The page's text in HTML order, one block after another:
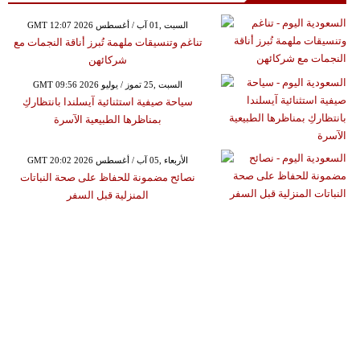
GMT 12:07 2026 السبت ,01 آب / أغسطس
تناغم وتنسيقات ملهمة تُبرز أناقة النجمات مع
شركائهن
GMT 09:56 2026 السبت ,25 تموز / يوليو
سياحة صيفية استثنائية آيسلندا بانتظاركِ
بمناظرها الطبيعية الآسرة
GMT 20:02 2026 الأربعاء ,05 آب / أغسطس
نصائح مضمونة للحفاظ على صحة النباتات
المنزلية قبل السفر